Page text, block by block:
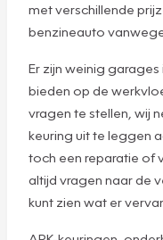
met verschillende
benzineauto
Er zijn weinig
bieden op de
vragen te stellen, wij
keuring uit te leggen
toch een reparatie of
altijd vragen naar de
kunt zien wat er